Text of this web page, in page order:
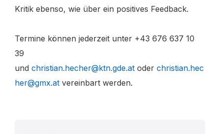
Kritik ebenso, wie über ein positives Feedback.
Termine können jederzeit unter +43 676 637 10
39
und christian.hecher@ktn.gde.at oder christian.hec
her@gmx.at vereinbart werden.